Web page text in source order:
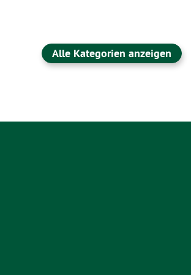
Alle Kategorien anzeigen